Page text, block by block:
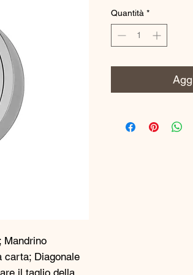
Mandrino
carta; Diagonale
Quantità *